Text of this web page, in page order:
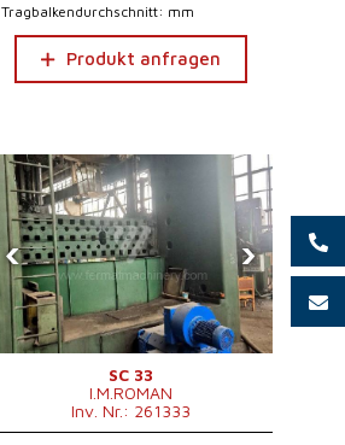
Tragbalkendurchschnitt: mm
Produkt anfragen
‹ ›
SC 33
I.M.ROMAN
Inv. Nr.: 261333